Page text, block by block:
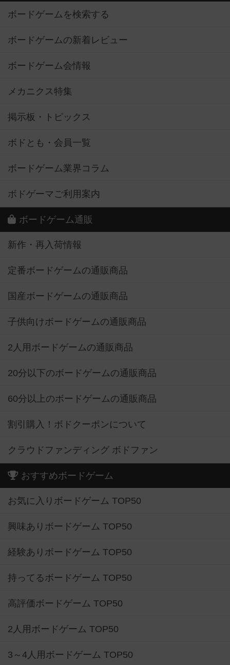
ボードゲームを検索する
ボードゲームの新着レビュー
ボードゲーム会情報
メカニクス特集
掲示板・トピックス
ボドとも・会員一覧
ボードゲーム業界コラム
ボドゲーマご利用案内
ボードゲーム通販
新作・再入荷情報
定番ボードゲームの通販商品
国産ボードゲームの通販商品
子供向けボードゲームの通販商品
2人用ボードゲームの通販商品
20分以下のボードゲームの通販商品
60分以上のボードゲームの通販商品
割引購入！ボドクーポンについて
クラウドファンディング ボドファン
おすすめボードゲーム
お気に入りボードゲーム TOP50
興味ありボードゲーム TOP50
経験ありボードゲーム TOP50
持ってるボードゲーム TOP50
高評価ボードゲーム TOP50
2人用ボードゲーム TOP50
3～4人用ボードゲーム TOP50